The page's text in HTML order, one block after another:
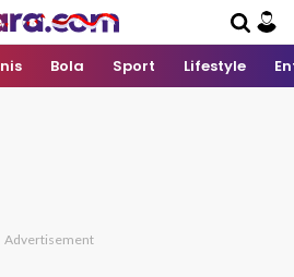
Bola Sport Lifestyle